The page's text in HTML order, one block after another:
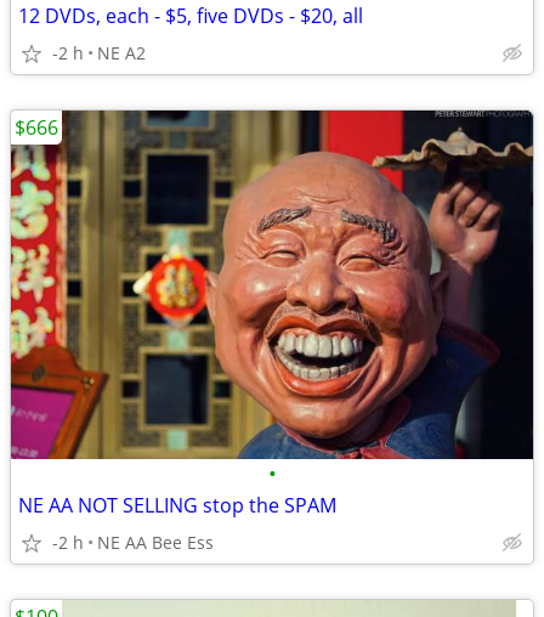
12 DVDs, each - $5, five DVDs - $20, all
-2 h NE A2
•
NE AA NOT SELLING stop the SPAM
-2 h NE AA Bee Ess
$666